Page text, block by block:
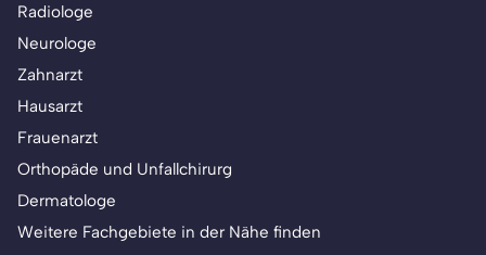
Radiologe
Neurologe
Zahnarzt
Hausarzt
Frauenarzt
Orthopäde und Unfallchirurg
Dermatologe
Weitere Fachgebiete in der Nähe finden